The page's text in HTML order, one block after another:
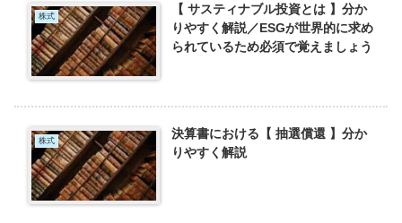
株式
【 サスティナブル投資とは 】分か
りやすく解説／ESGが世界的に求め
られているため必須で覚えましょう
株式
決算書における【 抽選償還 】分か
りやすく解説